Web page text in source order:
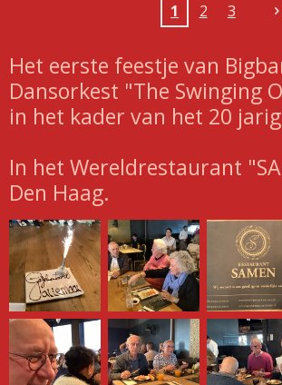
1 2 3
Het eerste feestje van
Dansorkest "The Swinging
in het kader van het 20
In het Wereldrestaurant
Den Haag.